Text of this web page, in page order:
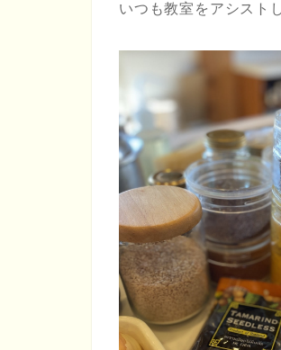
いつも教室をアシスト